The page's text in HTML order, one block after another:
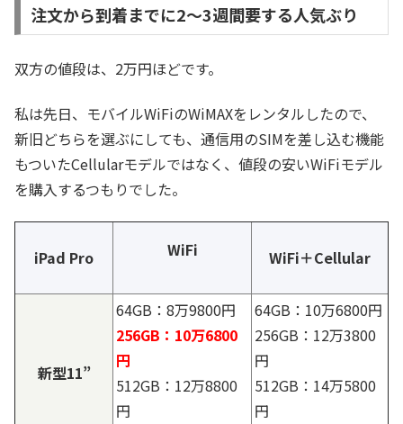
注文から到着までに2〜3週間要する人気ぶり
双方の値段は、2万円ほどです。
私は先日、モバイルWiFiのWiMAXをレンタルしたので、
新旧どちらを選ぶにしても、通信用のSIMを差し込む機能
もついたCellularモデルではなく、値段の安いWiFiモデル
を購入するつもりでした。
iPad Pro WiFi WiFi＋Cellular
新型11”
64GB：8万9800円
256GB：10万6800
円
512GB：12万8800
円
64GB：10万6800円
256GB：12万3800
円
512GB：14万5800
円